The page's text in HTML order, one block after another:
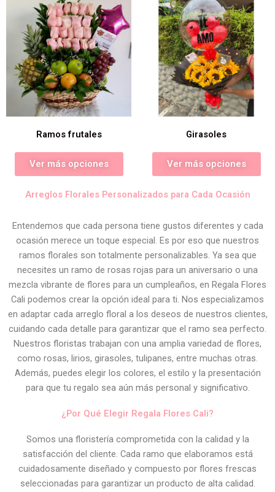
Ramos frutales
Ver más opciones
Girasoles
Ver más opciones
Arreglos Florales Personalizados para Cada Ocasión
Entendemos que cada persona tiene gustos diferentes y cada
ocasión merece un toque especial. Es por eso que nuestros
ramos florales son totalmente personalizables. Ya sea que
necesites un ramo de rosas rojas para un aniversario o una
mezcla vibrante de flores para un cumpleaños, en Regala Flores
Cali podemos crear la opción ideal para ti. Nos especializamos
en adaptar cada arreglo floral a los deseos de nuestros clientes,
cuidando cada detalle para garantizar que el ramo sea perfecto.
Nuestros floristas trabajan con una amplia variedad de flores,
como rosas, lirios, girasoles, tulipanes, entre muchas otras.
Además, puedes elegir los colores, el estilo y la presentación
para que tu regalo sea aún más personal y significativo.
¿Por Qué Elegir Regala Flores Cali?
Somos una floristería comprometida con la calidad y la
satisfacción del cliente. Cada ramo que elaboramos está
cuidadosamente diseñado y compuesto por flores frescas
seleccionadas para garantizar un producto de alta calidad.